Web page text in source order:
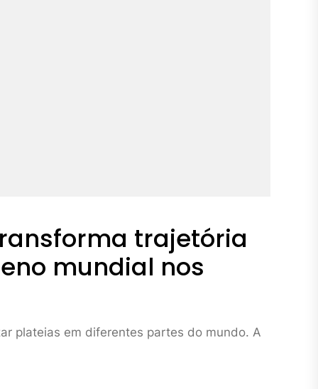
trajetória
mundial nos
plateias em diferentes partes do mundo. A